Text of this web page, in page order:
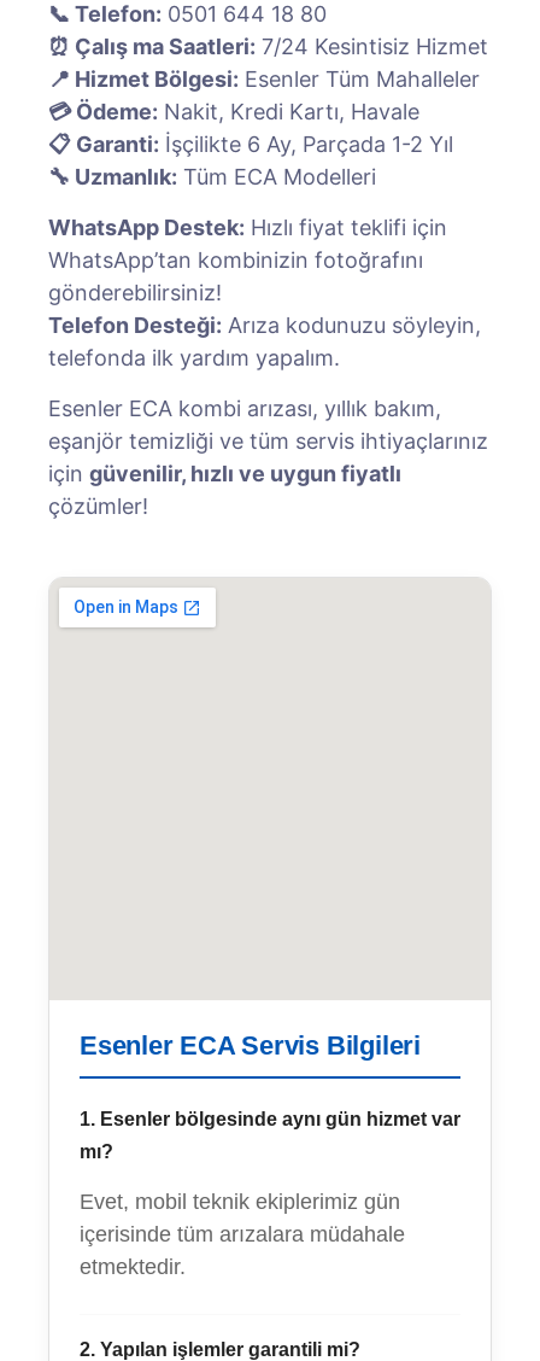
📞 Telefon: 0501 644 18 80
⏰ Çalış ma Saatleri: 7/24 Kesintisiz Hizmet
📍 Hizmet Bölgesi: Esenler Tüm Mahalleler
💳 Ödeme: Nakit, Kredi Kartı, Havale
📋 Garanti: İşçilikte 6 Ay, Parçada 1-2 Yıl
🔧 Uzmanlık: Tüm ECA Modelleri
WhatsApp Destek: Hızlı fiyat teklifi için
WhatsApp’tan kombinizin fotoğrafını
gönderebilirsiniz!
Telefon Desteği: Arıza kodunuzu söyleyin,
telefonda ilk yardım yapalım.
Esenler ECA kombi arızası, yıllık bakım,
eşanjör temizliği ve tüm servis ihtiyaçlarınız
için güvenilir, hızlı ve uygun fiyatlı
çözümler!
Esenler ECA Servis Bilgileri
1. Esenler bölgesinde aynı gün hizmet var
mı?
Evet, mobil teknik ekiplerimiz gün
içerisinde tüm arızalara müdahale
etmektedir.
2. Yapılan işlemler garantili mi?